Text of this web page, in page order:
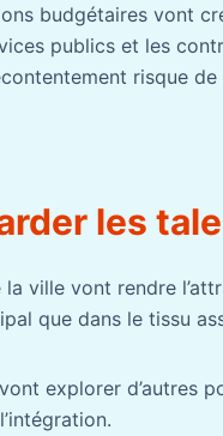
budgétaires vont
publics et les
risque
les
la ville vont rendre
que dans le tissu
explorer d’autres